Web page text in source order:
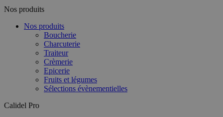
Nos produits
Nos produits
Boucherie
Charcuterie
Traiteur
Crèmerie
Epicerie
Fruits et légumes
Sélections évènementielles
Calidel Pro